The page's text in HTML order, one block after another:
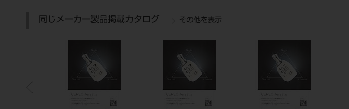
同じメーカー製品掲載カタログ その他を表示